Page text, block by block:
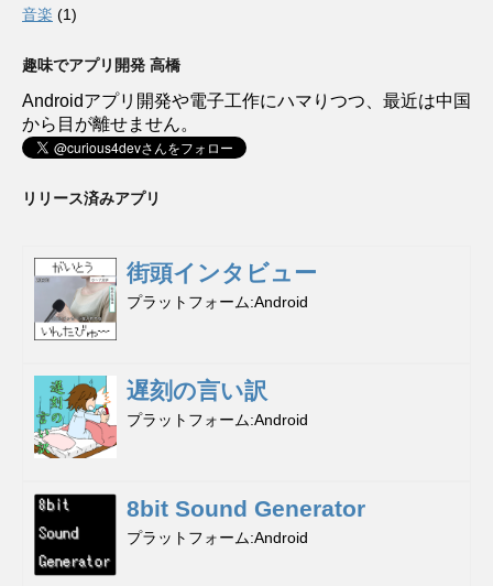
音楽 (1)
趣味でアプリ開発 高橋
Androidアプリ開発や電子工作にハマりつつ、最近は中国
から目が離せません。
リリース済みアプリ
街頭インタビュー
プラットフォーム Android
遅刻の言い訳
プラットフォーム Android
8bit Sound Generator
プラットフォーム Android